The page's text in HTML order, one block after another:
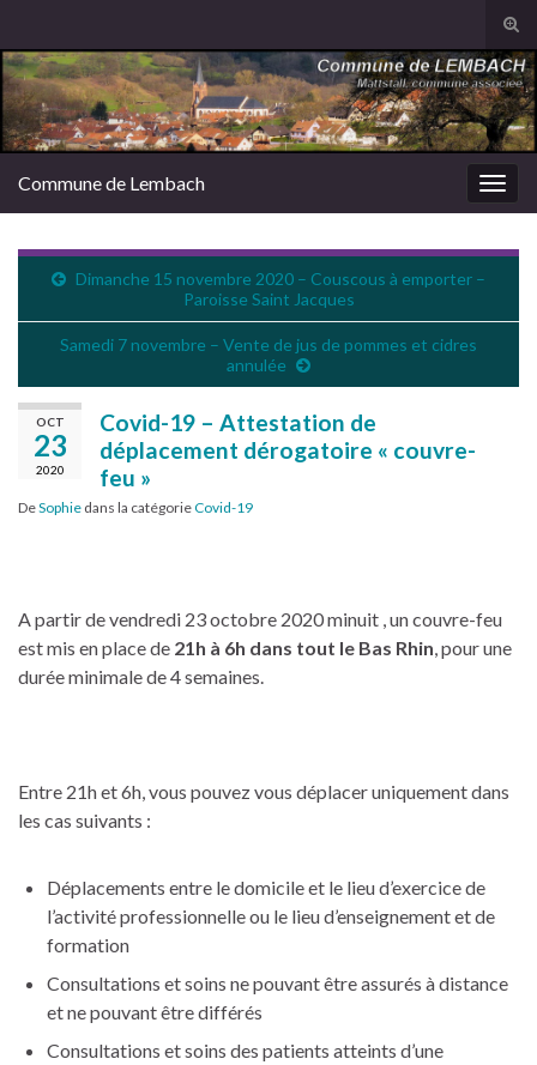
Search for:
Commune de Lembach
Dimanche 15 novembre 2020 – Couscous à emporter –
Paroisse Saint Jacques
Samedi 7 novembre – Vente de jus de pommes et cidres
annulée
OCT
23
2020
Covid-19 – Attestation de
déplacement dérogatoire « couvre-
feu »
DeSophie dans la catégorieCovid-19
A partir de vendredi 23 octobre 2020 minuit , un couvre-feu
est mis en place de 21h à 6h dans tout le Bas Rhin , pour une
durée minimale de 4 semaines.
Entre 21h et 6h, vous pouvez vous déplacer uniquement dans
les cas suivants :
Déplacements entre le domicile et le lieu d’exercice de
l’activité professionnelle ou le lieu d’enseignement et de
formation
Consultations et soins ne pouvant être assurés à distance
et ne pouvant être différés
Consultations et soins des patients atteints d’une